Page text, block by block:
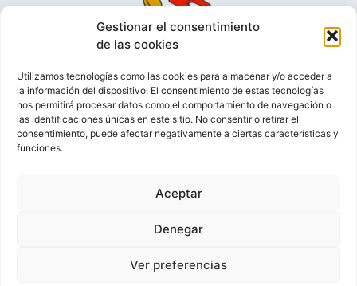
Gestionar el consentimiento
de las cookies
Utilizamos tecnologías como las cookies para almacenar y/o acceder a
la información del dispositivo. El consentimiento de estas tecnologías
nos permitirá procesar datos como el comportamiento de navegación o
las identificaciones únicas en este sitio. No consentir o retirar el
consentimiento, puede afectar negativamente a ciertas características y
funciones.
Aceptar
Denegar
Ver preferencias
VIDEOCONFERENCIAS
POLÍTICA DE PRIVACIDAD
CONTACTO
© FEDERACIÓN ESPAÑOLA DE RUGBY 2023.